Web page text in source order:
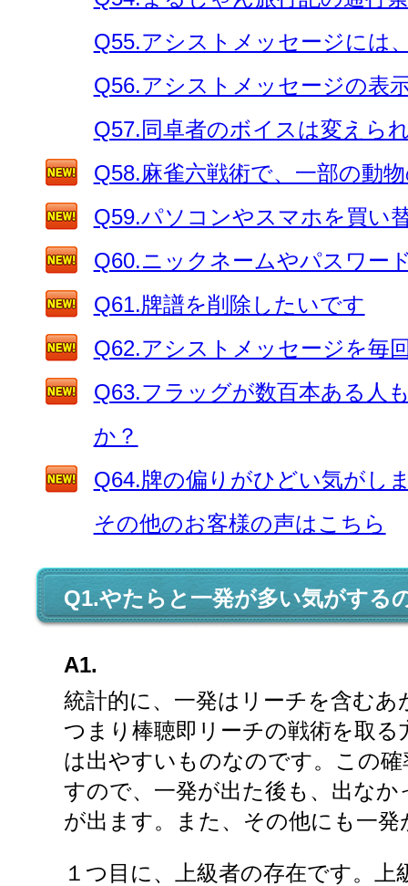
Q55.アシストメッセージには
Q56.アシストメッセージの表
Q57.同卓者のボイスは変えら
Q58.麻雀六戦術で、一部の動
Q59.パソコンやスマホを買い
Q60.ニックネームやパスワー
Q61.牌譜を削除したいです
Q62.アシストメッセージを毎
Q63.フラッグが数百本ある人
か？
Q64.牌の偏りがひどい気がし
その他のお客様の声はこちら
Q1.やたらと一発が多い気がする
A1.
統計的に、一発はリーチを含む
つまり棒聴即リーチの戦術を取
は出やすいものなのです。この
すので、一発が出た後も、出な
が出ます。また、その他にも一
１つ目に、上級者の存在です。